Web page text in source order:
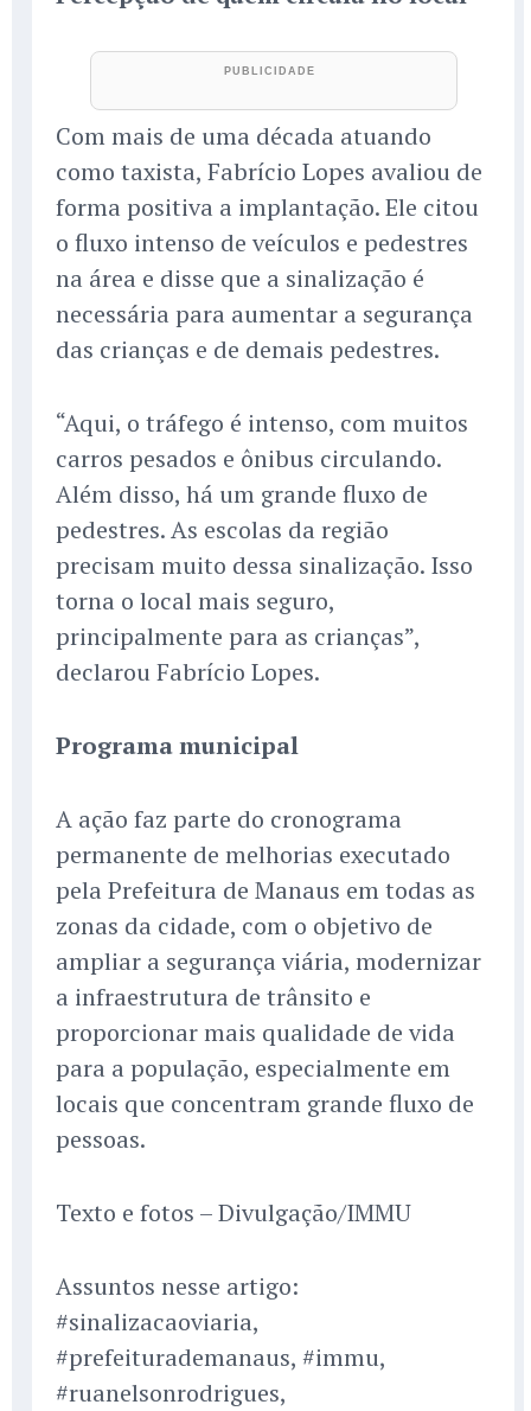
Com mais de uma década atuando
como taxista, Fabrício Lopes avaliou de
forma positiva a implantação. Ele citou
o fluxo intenso de veículos e pedestres
na área e disse que a sinalização é
necessária para aumentar a segurança
das crianças e de demais pedestres.
“Aqui, o tráfego é intenso, com muitos
carros pesados e ônibus circulando.
Além disso, há um grande fluxo de
pedestres. As escolas da região
precisam muito dessa sinalização. Isso
torna o local mais seguro,
principalmente para as crianças”,
declarou Fabrício Lopes.
Programa municipal
A ação faz parte do cronograma
permanente de melhorias executado
pela Prefeitura de Manaus em todas as
zonas da cidade, com o objetivo de
ampliar a segurança viária, modernizar
a infraestrutura de trânsito e
proporcionar mais qualidade de vida
para a população, especialmente em
locais que concentram grande fluxo de
pessoas.
Texto e fotos – Divulgação/IMMU
Assuntos nesse artigo:
#sinalizacaoviaria,
#prefeiturademanaus, #immu,
#ruanelsonrodrigues,